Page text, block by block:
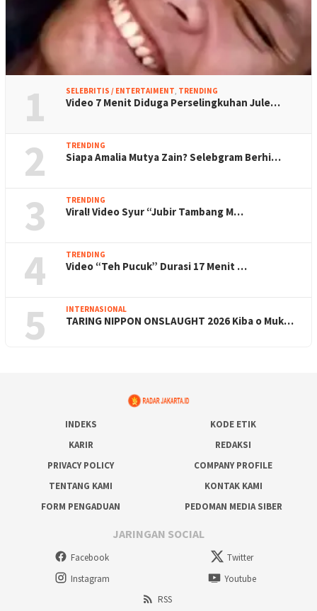
1 SELEBRITIS / ENTERTAIMENT, TRENDING
Video 7 Menit Diduga Perselingkuhan Jule…
2 TRENDING
Siapa Amalia Mutya Zain? Selebgram Berhi…
3 TRENDING
Viral! Video Syur “Jubir Tambang M…
4 TRENDING
Video “Teh Pucuk” Durasi 17 Menit …
5 INTERNASIONAL
TARING NIPPON ONSLAUGHT 2026 Kiba o Muk…
INDEKS
KODE ETIK
KARIR
REDAKSI
PRIVACY POLICY
COMPANY PROFILE
TENTANG KAMI
KONTAK KAMI
FORM PENGADUAN
PEDOMAN MEDIA SIBER
JARINGAN SOCIAL
Facebook
Twitter
Instagram
Youtube
RSS